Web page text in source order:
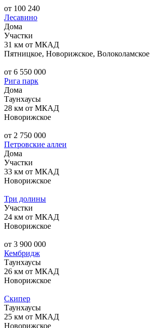
от 100 240
Лесавино
Дома
Участки
31 км от МКАД
Пятницкое, Новорижское, Волоколамское
от 6 550 000
Рига парк
Дома
Таунхаусы
28 км от МКАД
Новорижское
от 2 750 000
Петровские аллеи
Дома
Участки
33 км от МКАД
Новорижское
Три долины
Участки
24 км от МКАД
Новорижское
от 3 900 000
Кембридж
Таунхаусы
26 км от МКАД
Новорижское
Скипер
Таунхаусы
25 км от МКАД
Новорижское